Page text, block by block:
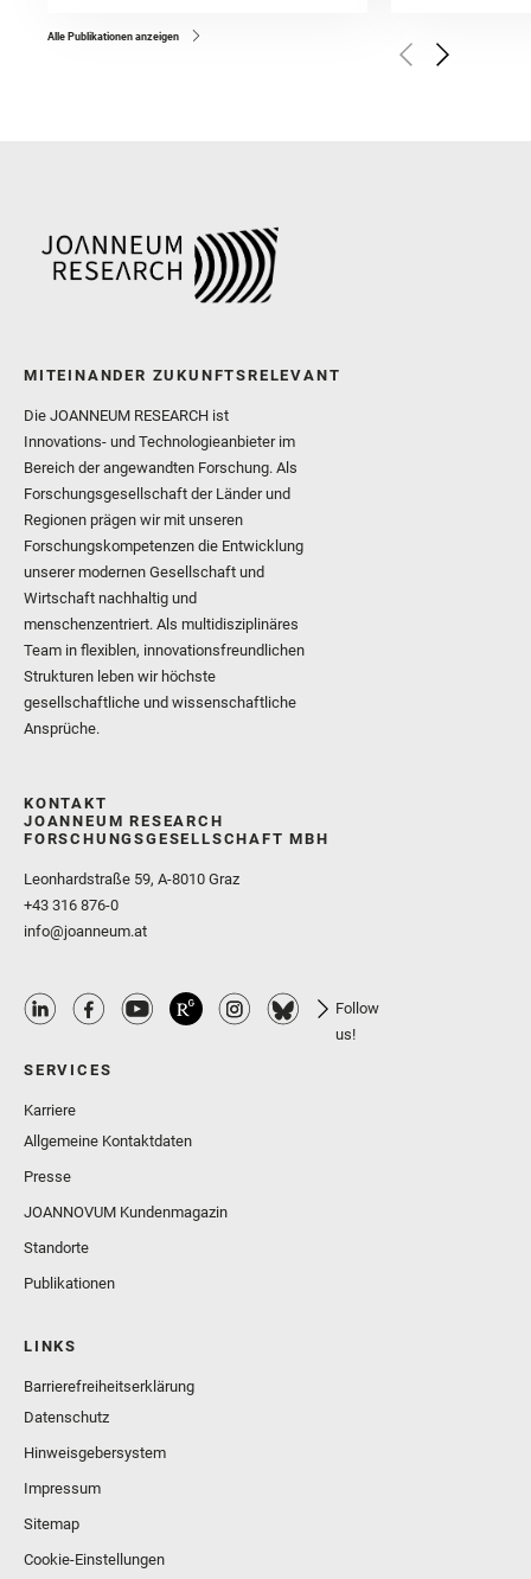
Golombek, M. and
Herkenhoff, K. and
Alle Publikationen anzeigen
MITEINANDER ZUKUNFTSRELEVANT
Die JOANNEUM RESEARCH ist
Innovations- und Technologieanbieter im
Bereich der angewandten Forschung. Als
Forschungsgesellschaft der Länder und
Regionen prägen wir mit unseren
Forschungskompetenzen die Entwicklung
unserer modernen Gesellschaft und
Wirtschaft nachhaltig und
menschenzentriert. Als multidisziplinäres
Team in flexiblen, innovationsfreundlichen
Strukturen leben wir höchste
gesellschaftliche und wissenschaftliche
Ansprüche.
KONTAKT
JOANNEUM RESEARCH
FORSCHUNGSGESELLSCHAFT MBH
Leonhardstraße 59, A-8010 Graz
+43 316 876-0
info@joanneum.at
Follow
us!
SERVICES
Karriere
Allgemeine Kontaktdaten
Presse
JOANNOVUM Kundenmagazin
Standorte
Publikationen
LINKS
Barrierefreiheitserklärung
Datenschutz
Hinweisgebersystem
Impressum
Sitemap
Cookie-Einstellungen